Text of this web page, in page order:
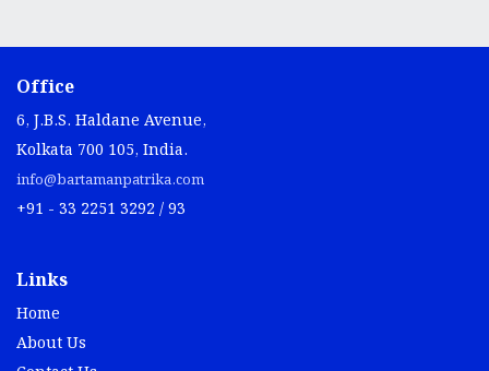
Office
6, J.B.S. Haldane Avenue,
Kolkata 700 105, India.
info@bartamanpatrika.com
+91 - 33 2251 3292 / 93
Links
Home
About Us